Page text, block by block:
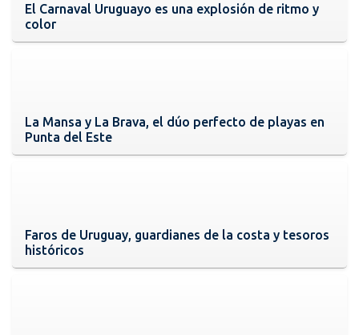
El Carnaval Uruguayo es una explosión de ritmo y
color
La Mansa y La Brava, el dúo perfecto de playas en
Punta del Este
Faros de Uruguay, guardianes de la costa y tesoros
históricos